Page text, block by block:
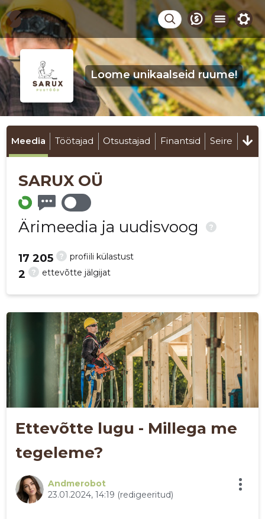
Loome unikaalseid ruume!
Meedia Töötajad Otsustajad Finantsid Seire
SARUX OÜ
Ärimeedia ja uudisvoog ?
? profiili külastust
17 205
? ettevõtte jälgijat
2
Ettevõtte lugu - Millega me
tegeleme?
Andmerobot
23.01.2024, 14:19 (redigeeritud)